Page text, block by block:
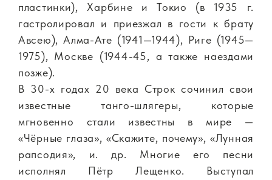
пластинки), Харбине и Токио (в 1935 г.
гастролировал и приезжал в гости к брату
Авсею), Алма-Ате (1941—1944), Риге (1945—
1975), Москве (1944-45, а также наездами
позже).
В 30-х годах 20 века Строк сочинил свои
известные танго-шлягеры, которые
мгновенно стали известны в мире —
«Чёрные глаза», «Скажите, почему», «Лунная
рапсодия», и. др. Многие его песни
исполнял Пётр Лещенко. Выступал